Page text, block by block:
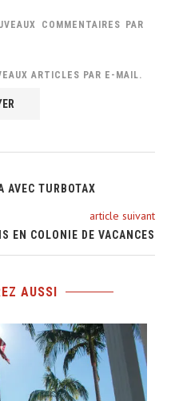
COMMENTAIRES PAR
ARTICLES PAR E-MAIL.
AVEC TURBOTAX
article suivant
EN COLONIE DE VACANCES
AUSSI